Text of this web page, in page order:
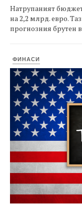
Натрупаният
на 2,2 млрд. евро.
прогнозния брутен
ФИНАСИ